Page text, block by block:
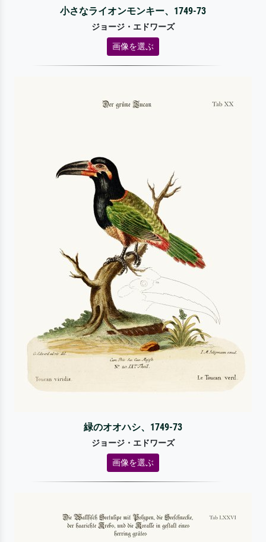
小さなライオンモンキー、1749-73
ジョージ・エドワーズ
画像を選ぶ
緑のオオハシ、1749-73
ジョージ・エドワーズ
画像を選ぶ